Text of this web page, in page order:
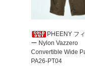
PHEENY フ
ー Nylon Vazzero
Convertible Wide
PA26-PT04